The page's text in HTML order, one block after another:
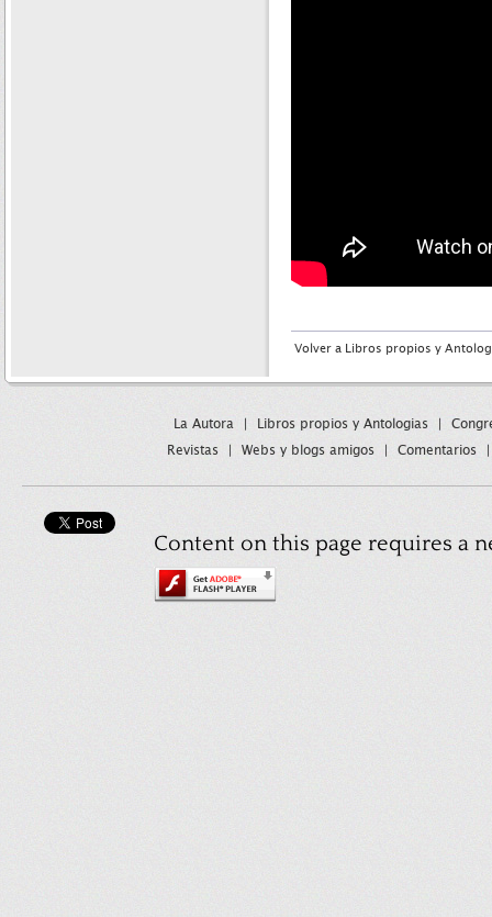
Volver a Libros propios y
La Autora Libros propios y Antologias
Revistas
Webs y blogs amigos Comentarios
Content on this page requires a